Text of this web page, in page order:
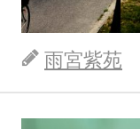
雨宮紫苑